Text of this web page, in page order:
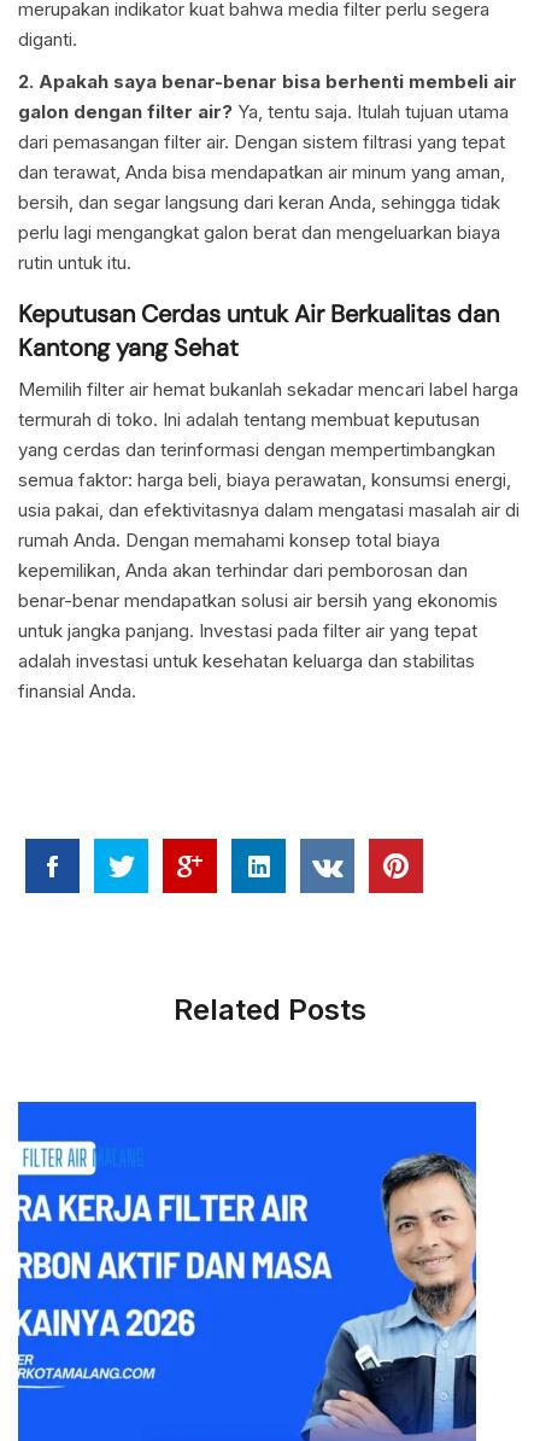
merupakan indikator kuat bahwa media filter perlu segera
diganti.
2. Apakah saya benar-benar bisa berhenti membeli air
galon dengan filter air? Ya, tentu saja. Itulah tujuan utama
dari pemasangan filter air. Dengan sistem filtrasi yang tepat
dan terawat, Anda bisa mendapatkan air minum yang aman,
bersih, dan segar langsung dari keran Anda, sehingga tidak
perlu lagi mengangkat galon berat dan mengeluarkan biaya
rutin untuk itu.
Keputusan Cerdas untuk Air Berkualitas dan
Kantong yang Sehat
Memilih filter air hemat bukanlah sekadar mencari label harga
termurah di toko. Ini adalah tentang membuat keputusan
yang cerdas dan terinformasi dengan mempertimbangkan
semua faktor: harga beli, biaya perawatan, konsumsi energi,
usia pakai, dan efektivitasnya dalam mengatasi masalah air di
rumah Anda. Dengan memahami konsep total biaya
kepemilikan, Anda akan terhindar dari pemborosan dan
benar-benar mendapatkan solusi air bersih yang ekonomis
untuk jangka panjang. Investasi pada filter air yang tepat
adalah investasi untuk kesehatan keluarga dan stabilitas
finansial Anda.
Related Posts